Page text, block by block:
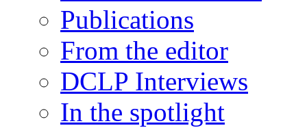
Publications
From the editor
DCLP Interviews
In the spotlight